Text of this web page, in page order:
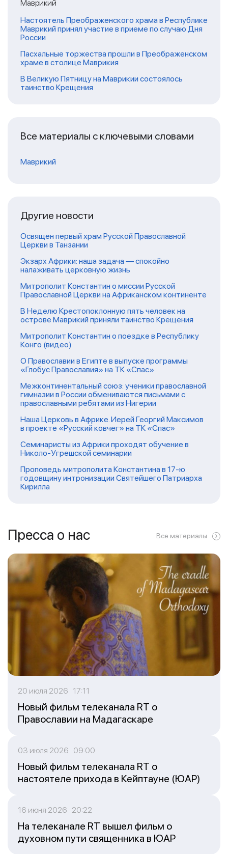
Маврикий
Настоятель Преображенского храма в Республике
Маврикий принял участие в приеме по случаю Дня
России
Пасхальные торжества прошли в Преображенском
храме в столице Маврикия
В Великую Пятницу на Маврикии состоялось
таинство Крещения
Все материалы с ключевыми словами
Маврикий
Другие новости
Освящен первый храм Русской Православной
Церкви в Танзании
Экзарх Африки: наша задача — спокойно
налаживать церковную жизнь
Митрополит Константин о миссии Русской
Православной Церкви на Африканском континенте
В Неделю Крестопоклонную пять человек на
острове Маврикий приняли таинство Крещения
Митрополит Константин о поездке в Республику
Конго (видео)
О Православии в Египте в выпуске программы
«Глобус Православия» на ТК «Спас»
Межконтинентальный союз: ученики православной
гимназии в России обмениваются письмами с
православными ребятами из Нигерии
Наша Церковь в Африке. Иерей Георгий Максимов
в проекте «Русский ковчег» на ТК «Спас»
Семинаристы из Африки проходят обучение в
Николо-Угрешской семинарии
Проповедь митрополита Константина в 17-ю
годовщину интронизации Святейшего Патриарха
Кирилла
Пресса о нас Все материалы
20 июля 2026 17:11
Новый фильм телеканала RT о
Православии на Мадагаскаре
03 июля 2026 09:00
Новый фильм телеканала RT о
настоятеле прихода в Кейптауне (ЮАР)
16 июня 2026 20:22
На телеканале RT вышел фильм о
духовном пути священника в ЮАР